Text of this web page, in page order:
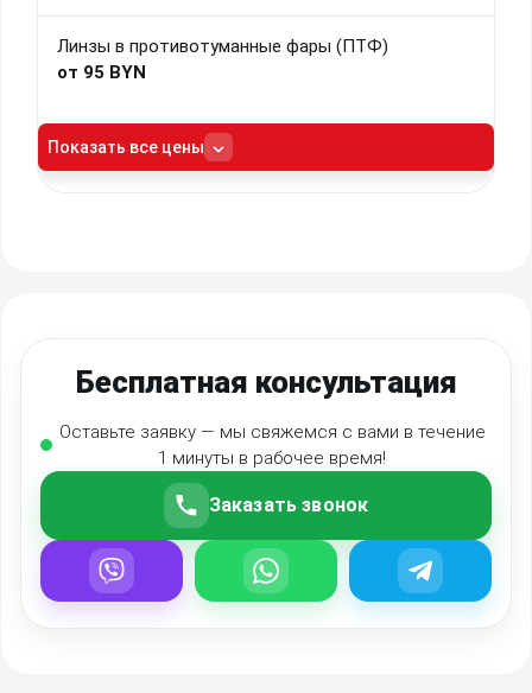
Линзы в противотуманные фары (ПТФ)
от 95 BYN
Показать все цены
Бесплатная консультация
Оставьте заявку — мы свяжемся с вами в течение
1 минуты в рабочее время!
Заказать звонок